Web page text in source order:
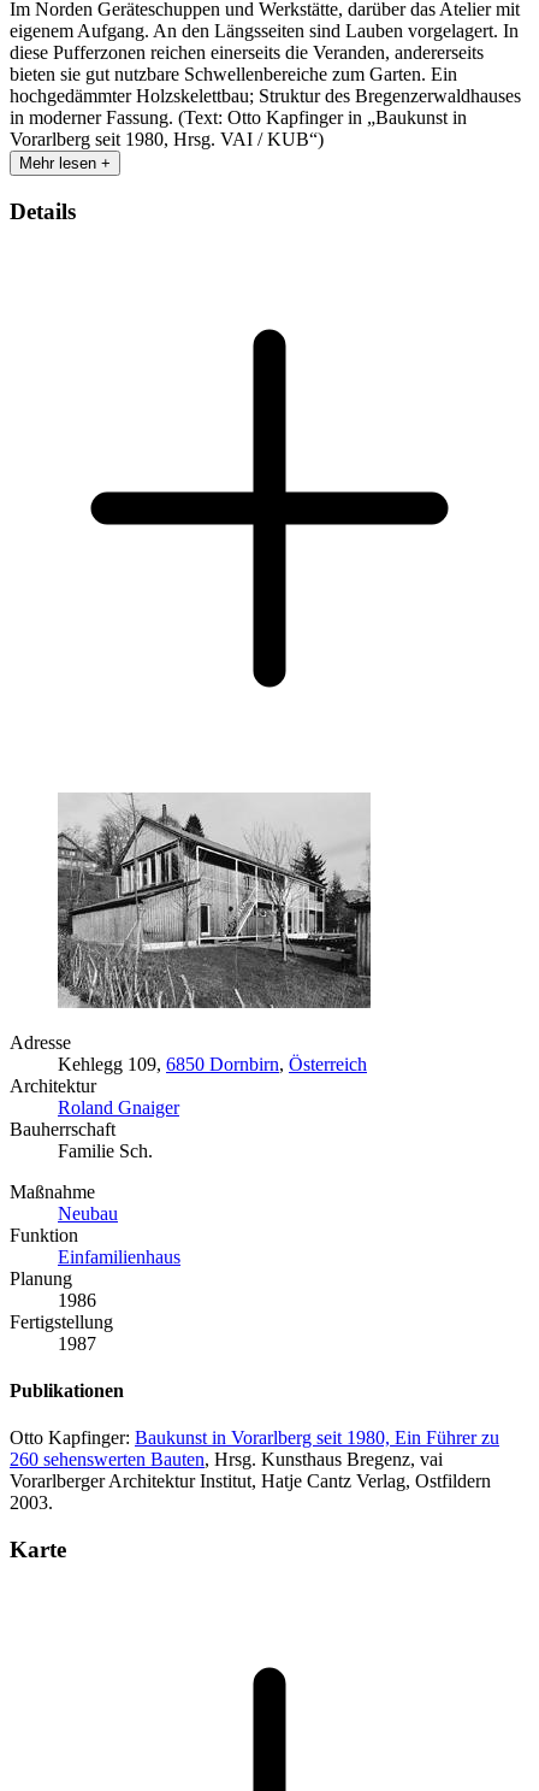
Im Norden Geräteschuppen und Werkstätte, darüber das Atelier mit
eigenem Aufgang. An den Längsseiten sind Lauben vorgelagert. In
diese Pufferzonen reichen einerseits die Veranden, andererseits
bieten sie gut nutzbare Schwellenbereiche zum Garten. Ein
hochgedämmter Holzskelettbau; Struktur des Bregenzerwaldhauses
in moderner Fassung. (Text: Otto Kapfinger in „Baukunst in
Vorarlberg seit 1980, Hrsg. VAI / KUB“)
Mehr lesen +
Details
Adresse
Kehlegg 109, 6850 Dornbirn, Österreich
Architektur
Roland Gnaiger
Bauherrschaft
Familie Sch.
Maßnahme
Neubau
Funktion
Einfamilienhaus
Planung
1986
Fertigstellung
1987
Publikationen
Otto Kapfinger: Baukunst in Vorarlberg seit 1980, Ein Führer zu
260 sehenswerten Bauten, Hrsg. Kunsthaus Bregenz, vai
Vorarlberger Architektur Institut, Hatje Cantz Verlag, Ostfildern
2003.
Karte